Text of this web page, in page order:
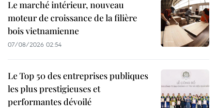
Le marché intérieur, nouveau
moteur de croissance de la filière
bois vietnamienne
07/08/2026 02:54
Le Top 50 des entreprises publiques
les plus prestigieuses et
performantes dévoilé